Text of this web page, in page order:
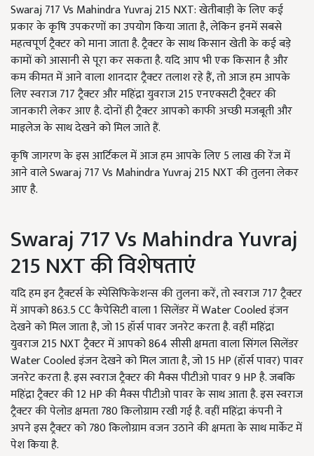
Swaraj 717 Vs Mahindra Yuvraj 215 NXT: खेतीबाड़ी के लिए कई
प्रकार के कृषि उपकरणों का उपयोग किया जाता है, लेकिन इनमें सबसे
महत्वपूर्ण ट्रैक्टर को माना जाता है. ट्रैक्टर के साथ किसान खेती के कई बड़े
कामों को आसानी से पूरा कर सकता है. यदि आप भी एक किसान है और
कम कीमत में आने वाला शानदार ट्रैक्टर तलाश रहे हैं, तो आज हम आपके
लिए स्वराज 717 ट्रैक्टर और महिंद्रा युवराज 215 एनएक्सटी ट्रैक्टर की
जानकारी लेकर आए है. दोनों ही ट्रैक्टर आपको काफी अच्छी मजबूती और
माइलेज के साथ देखने को मिल जाते हैं.
कृषि जागरण के इस आर्टिकल में आज हम आपके लिए 5 लाख की रेंज में
आने वाले Swaraj 717 Vs Mahindra Yuvraj 215 NXT की तुलना लेकर
आए है.
Swaraj 717 Vs Mahindra Yuvraj
215 NXT की विशेषताएं
यदि हम इन ट्रैक्टर्स के स्पेसिफिकेशन्स की तुलना करें, तो स्वराज 717 ट्रैक्टर
में आपको 863.5 CC कैपेसिटी वाला 1 सिलेंडर में Water Cooled इंजन
देखने को मिल जाता है, जो 15 हॉर्स पावर जनरेट करता है. वहीं महिंद्रा
युवराज 215 NXT ट्रैक्टर में आपको 864 सीसी क्षमता वाला सिंगल सिलेंडर
Water Cooled इंजन देखने को मिल जाता है, जो 15 HP (हॉर्स पावर) पावर
जनरेट करता है. इस स्वराज ट्रैक्टर की मैक्स पीटीओ पावर 9 HP है. जबकि
महिंद्रा ट्रैक्टर की 12 HP की मैक्स पीटीओ पावर के साथ आता है. इस स्वराज
ट्रैक्टर की पेलोड क्षमता 780 किलोग्राम रखी गई है. वहीं महिंद्रा कंपनी ने
अपने इस ट्रैक्टर को 780 किलोग्राम वजन उठाने की क्षमता के साथ मार्केट में
पेश किया है.